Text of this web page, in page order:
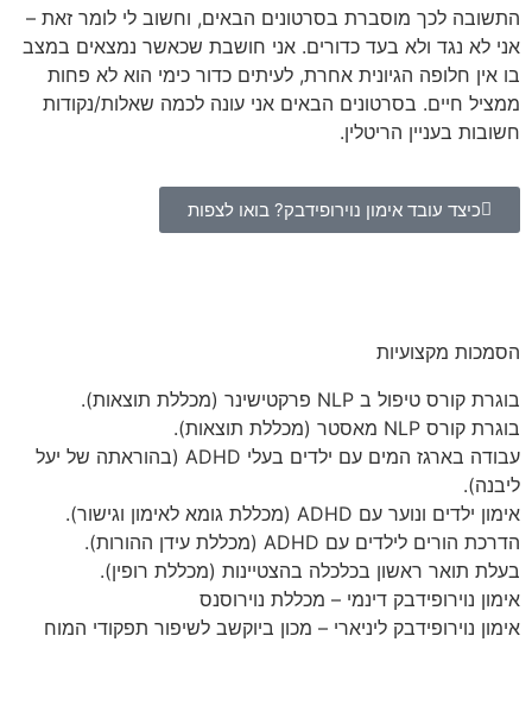
התשובה לכך מוסברת בסרטונים הבאים, וחשוב לי לומר זאת –
אני לא נגד ולא בעד כדורים. אני חושבת שכאשר נמצאים במצב
בו אין חלופה הגיונית אחרת, לעיתים כדור כימי הוא לא פחות
ממציל חיים. בסרטונים הבאים אני עונה לכמה שאלות/נקודות
חשובות בעניין הריטלין.
כיצד עובד אימון נוירופידבק? בואו לצפות
הסמכות מקצועיות
בוגרת קורס טיפול ב NLP פרקטישינר (מכללת תוצאות).
בוגרת קורס NLP מאסטר (מכללת תוצאות).
עבודה בארגז המים עם ילדים בעלי ADHD (בהוראתה של יעל
ליבנה).
אימון ילדים ונוער עם ADHD (מכללת גומא לאימון וגישור).
הדרכת הורים לילדים עם ADHD (מכללת עידן ההורות).
בעלת תואר ראשון בכלכלה בהצטיינות (מכללת רופין).
אימון נוירופידבק דינמי – מכללת נוירוסנס
אימון נוירופידבק ליניארי – מכון ביוקשב לשיפור תפקודי המוח